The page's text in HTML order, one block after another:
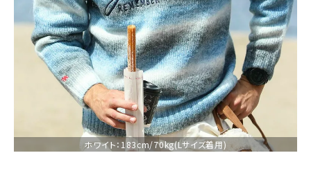
ランキング
お問い合わせ
ホワイト：183cm/70kg(Lサイズ着用)